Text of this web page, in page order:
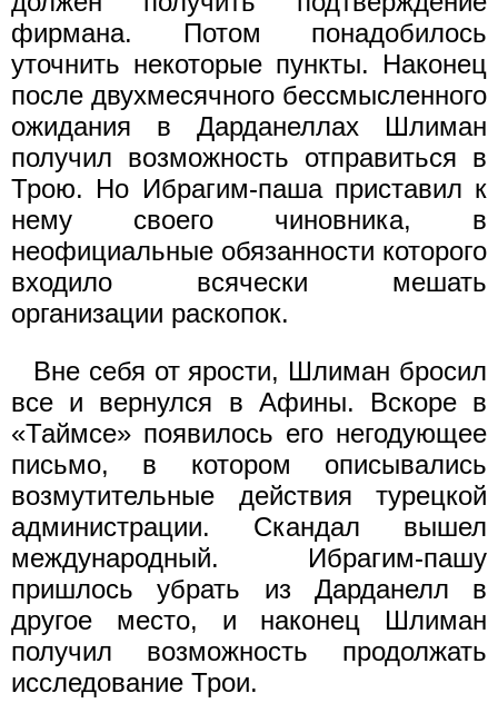
фирмана. Потом понадобилось
уточнить некоторые пункты. Наконец
после двухмесячного бессмысленного
ожидания в Дарданеллах Шлиман
получил возможность отправиться в
Трою. Но Ибрагим-паша приставил к
нему своего чиновника, в
неофициальные обязанности которого
входило всячески мешать
организации раскопок.
Вне себя от ярости, Шлиман бросил
все и вернулся в Афины. Вскоре в
«Таймсе» появилось его негодующее
письмо, в котором описывались
возмутительные действия турецкой
администрации. Скандал вышел
международный. Ибрагим-пашу
пришлось убрать из Дарданелл в
другое место, и наконец Шлиман
получил возможность продолжать
исследование Трои.